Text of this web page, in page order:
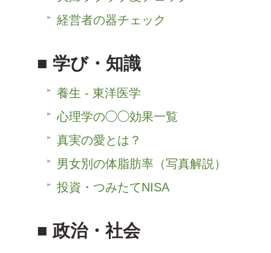
経営者の器チェック
学び・知識
養生 - 東洋医学
心理学の◯◯効果一覧
真実の愛とは？
男女別の体脂肪率（写真解説）
投資・つみたてNISA
政治・社会